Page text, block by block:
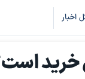
اخبار
خرید